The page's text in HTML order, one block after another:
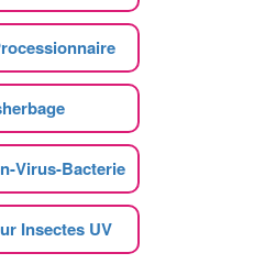
Virus-Bacterie
Insectes UV